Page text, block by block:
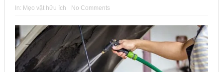
In: Mẹo vặt hữu ích No Comments